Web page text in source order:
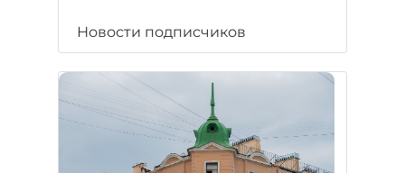
Новости подписчиков